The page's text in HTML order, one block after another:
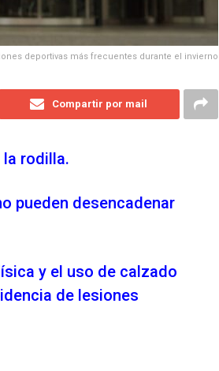
deportivas más frecuentes durante el invierno
Compartir por mail
rodilla.
pueden desencadenar
y el uso de calzado
de lesiones